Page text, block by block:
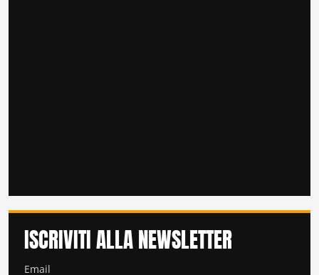
ISCRIVITI ALLA NEWSLETTER
Email